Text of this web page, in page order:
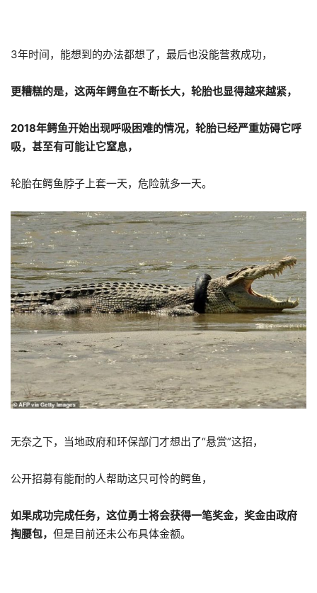
3年时间，能想到的办法都想了，最后也没能营救成功，
更糟糕的是，这两年鳄鱼在不断长大，轮胎也显得越来越紧，
2018年鳄鱼开始出现呼吸困难的情况，轮胎已经严重妨碍它呼
吸，甚至有可能让它窒息，
轮胎在鳄鱼脖子上套一天，危险就多一天。
无奈之下，当地政府和环保部门才想出了“悬赏”这招，
公开招募有能耐的人帮助这只可怜的鳄鱼，
如果成功完成任务，这位勇士将会获得一笔奖金，奖金由政府
掏腰包， 但是目前还未公布具体金额。